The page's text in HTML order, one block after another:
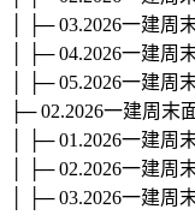
│ ├─ 03.2026一建周
│ ├─ 04.2026一建周
│ ├─ 05.2026一建周
├─ 02.2026一建周末
│ ├─ 01.2026一建周
│ ├─ 02.2026一建周
│ ├─ 03.2026一建周